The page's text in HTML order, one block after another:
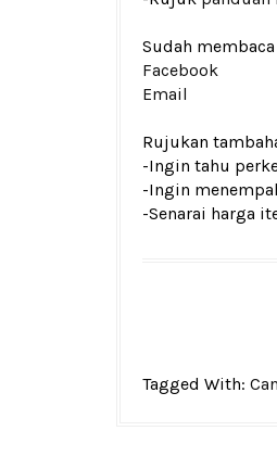
Sudah
Facebook
Email
Rujukan
-Ingin tahu
-Ingin
-Senarai harga
Tagged With: